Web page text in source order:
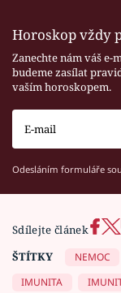
Horoskop vždy
Zanechte nám váš e-
budeme zasílat
vaším horoskopem.
Odesláním formuláře
Sdílejte článek
ŠTÍTKY
NEMOC
IMUNITA